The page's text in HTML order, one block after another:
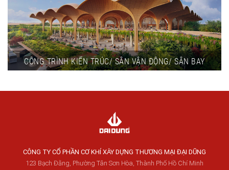
CÔNG TRÌNH KIẾN TRÚC/ SÂN VẬN ĐỘNG/ SÂN BAY
CÔNG TY CỔ PHẦN CƠ KHÍ XÂY DỰNG THƯƠNG MẠI ĐẠI DŨNG
123 Bạch Đằng, Phường Tân Sơn Hòa, Thành Phố Hồ Chí Minh